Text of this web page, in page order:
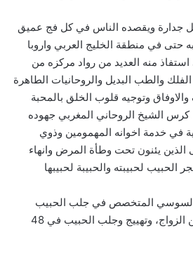
جدارة ويقصده الناس في كل فج عميق
في منطقة الخليج العربي واروبا
استفاذ منه العديد من رواد مركزه من
والطب البديل والروحانيات الطاهرة
وتوجيه قلوب الخلق بالمحبة
كرس الشيخ الروحاني المغربي جهوده
في خدمة اخوانه المهمومين وذوي
يئنون تحت وطأة المرض وانهاء
الحبيب لحبيبته والحبيبة لحبيبها
السوسي المتخصص في جلب الحبيب
وتزويج البنت المتعسرة عن الزواج، وتهييج وجلب الحبيب في 48